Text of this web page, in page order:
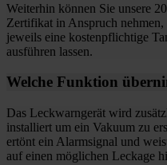
Weiterhin können Sie unsere
Zertifikat in Anspruch
jeweils eine kostenpflichtige
ausführen lassen.
Welche Funktion
Das Leckwarngerät wird
installiert um ein Vakuum zu
ertönt ein Alarmsignal und
auf einen möglichen Leckage